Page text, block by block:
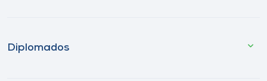
Diplomados